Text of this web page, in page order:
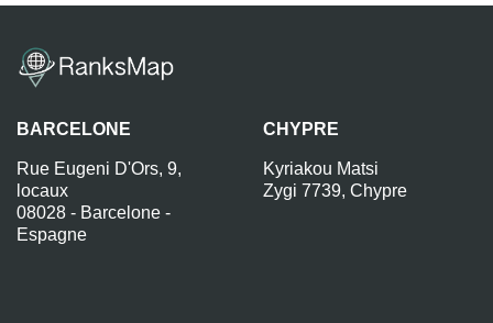
BARCELONE
Rue Eugeni D'Ors, 9,
locaux
08028 - Barcelone -
Espagne
CHYPRE
Kyriakou Matsi
Zygi 7739, Chypre